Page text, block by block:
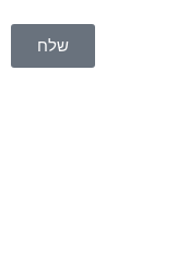
שלח